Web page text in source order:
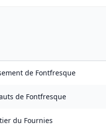
de Fontfresque
de Fontfresque
du Fournies